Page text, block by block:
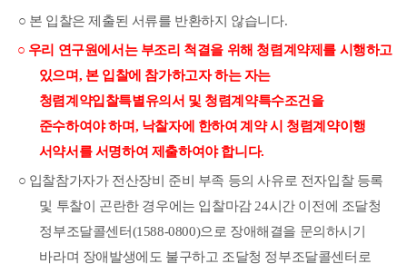
○ 본 입찰은 제출된 서류를 반환하지 않습니다.
○ 우리 연구원에서는 부조리 척결을 위해 청렴계약제를 시행하고
있으며, 본 입찰에 참가하고자하는 자는
청렴계약입찰특별유의서 및 청렴계약특수조건을
준수하여야 하며, 낙찰자에 한하여 계약 시 청렴계약이행
서약서를 서명하여 제출하여야 합니다.
○ 입찰참가자가 전산장비 준비 부족 등의 사유로 전자입찰 등록
및 투찰이 곤란한 경우에는 입찰마감 24시간 이전에 조달청
정부조달콜센터(1588-0800)으로 장애해결을 문의하시기
바라며 장애발생에도 불구하고 조달청 정부조달콜센터로